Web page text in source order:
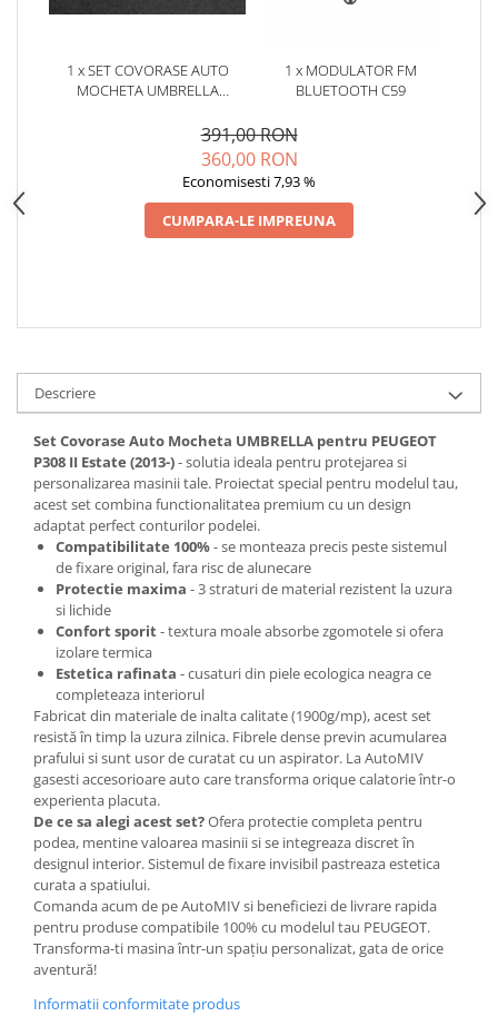
Uleiuri si Lichide Auto
Aditivi DPF, Sistem Racire si
Servodirectie
Curatare si Detailing Interior
Vopsitorie, Chituri si Adezivi
Curatare si Detailing Exterior
Articole Auto Sezoniere
Produse de Iarna
Cabluri Pornire
Produse de Vara
1 x SET COVORASE AUTO
MOCHETA UMBRELLA
1 x MODULATOR FM
BLUETOOTH C59
391,00 RON
360,00 RON
Economisesti 7,93 %
CUMPARA-LE IMPREUNA
Descriere
Set Covorase Auto Mocheta UMBRELLA pentru PEUGEOT
P308 II Estate (2013-)- solutia ideala pentru protejarea si
personalizarea masinii tale. Proiectat special pentru modelul tau,
acest set combina functionalitatea premium cu un design
adaptat perfect conturilor podelei.
Compatibilitate 100%- se monteaza precis peste sistemul
de fixare original, fara risc de alunecare
Protectie maxima - 3 straturi de material rezistent la uzura
si lichide
Confort sporit- textura moale absorbe zgomotele si ofera
izolare termica
Estetica rafinata - cusaturi din piele ecologica neagra ce
completeaza interiorul
Fabricat din materiale de inalta calitate (1900g/mp), acest set
resistă în timp la uzura zilnica. Fibrele dense previn acumularea
prafului si sunt usor de curatat cu un aspirator. La AutoMIV
gasesti accesorioare auto care transforma orique calatorie într-o
experienta placuta.
De ce sa alegi acest set?Ofera protectie completa pentru
podea, mentine valoarea masinii si se integreaza discret în
designul interior. Sistemul de fixare invisibil pastreaza estetica
curata a spatiului.
Comanda acum de pe AutoMIV si beneficiezi de livrare rapida
pentru produse compatibile 100% cu modelul tau PEUGEOT.
Transforma-ti masina într-un spațiu personalizat, gata de orice
aventură!
Informatii conformitate produs